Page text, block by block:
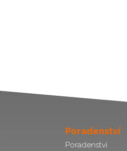
Poradenství
Poradenství